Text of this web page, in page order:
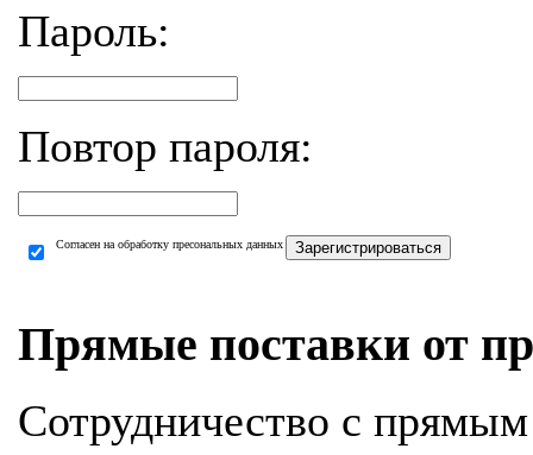
Пароль:
Повтор пароля:
Согласен на обработку пресональных данных Зарегистрироваться
Прямые поставки от
Сотрудничество с